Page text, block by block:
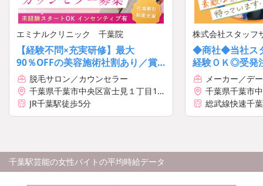
エミナルクリニック 千葉院
【経験不問×充実研修】最大
90％OFFの美容施術社割あり／賞
与年3回と業界トップクラスの高待
遇＆収入
脱毛サロン／カウンセラー
千葉県千葉市中央区富士見１丁目14-
11 常盤ビル7階
JR千葉駅徒歩5分
株式会社スタッフ
◆商社◆当社ス
経験ＯＫ◎受発
メーカー／デ
千葉県千葉市
総武線快速千
千葉駅芸能の女性バイトの平均時給データ